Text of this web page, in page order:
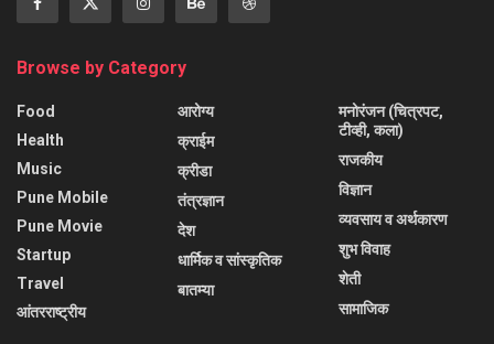
Browse by Category
Food
Health
Music
Pune Mobile
Pune Movie
Startup
Travel
आंतरराष्ट्रीय
आरोग्य
क्राईम
क्रीडा
तंत्रज्ञान
देश
धार्मिक व सांस्कृतिक
बातम्या
मनोरंजन (चित्रपट,
टीव्ही, कला)
राजकीय
विज्ञान
व्यवसाय व अर्थकारण
शुभ विवाह
शेती
सामाजिक